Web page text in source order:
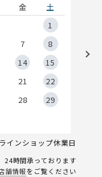
金
土
1
7
8
14
15
21
22
28
29
インショップ休業日
時間承っております
舗情報をご覧ください